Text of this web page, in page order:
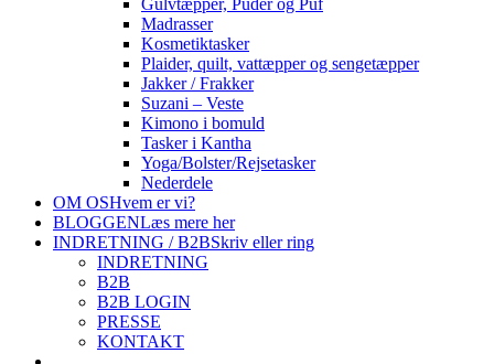
Gulvtæpper, Puder og Puf
Madrasser
Kosmetiktasker
Plaider, quilt, vattæpper og sengetæpper
Jakker / Frakker
Suzani – Veste
Kimono i bomuld
Tasker i Kantha
Yoga/Bolster/Rejsetasker
Nederdele
OM OSHvem er vi?
BLOGGENLæs mere her
INDRETNING / B2BSkriv eller ring
INDRETNING
B2B
B2B LOGIN
PRESSE
KONTAKT